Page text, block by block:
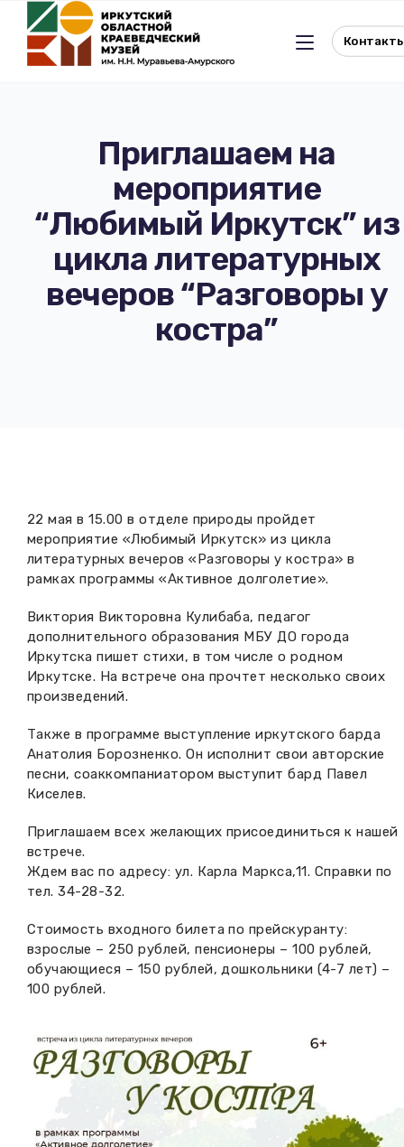
Льготное посещение музея
История музея
Реквизиты музея
Документы
Проекты и программы
Научные издания
Партнеры
Дирекция
Отдел истории
Отдел природы
Музейная студия
КПЦ им. свт. Иннокентия (Вениаминова)
Научно-фондовый отдел
Передвижные выставки
Отчетность
Профессиональные мероприятия
Приглашаем на
мероприятие
“Любимый Иркутск” из
цикла литературных
вечеров “Разговоры у
костра”
22 мая в 15.00 в отделе природы пройдет
мероприятие «Любимый Иркутск» из цикла
литературных вечеров «Разговоры у костра» в
рамках программы «Активное долголетие».
Виктория Викторовна Кулибаба, педагог
дополнительного образования МБУ ДО города
Иркутска пишет стихи, в том числе о родном
Иркутске. На встрече она прочтет несколько своих
произведений.
Также в программе выступление иркутского барда
Анатолия Борозненко. Он исполнит свои авторские
песни, соаккомпаниатором выступит бард Павел
Киселев.
Приглашаем всех желающих присоединиться к нашей
встрече.
Ждем вас по адресу: ул. Карла Маркса,11. Справки по
тел. 34-28-32.
Стоимость входного билета по прейскуранту:
взрослые – 250 рублей, пенсионеры – 100 рублей,
обучающиеся – 150 рублей, дошкольники (4-7 лет) –
100 рублей.